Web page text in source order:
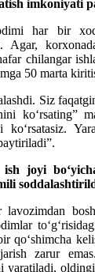
imkoniyati
har bir
Agar,
chilangar
50 marta
Siz
koʻrsating”
joyi
qoʻshimcha
zarur
yaratiladi,